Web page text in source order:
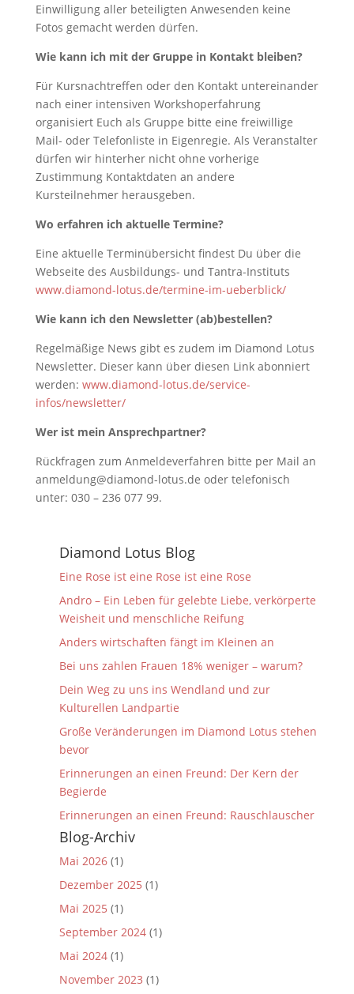
Einwilligung aller beteiligten Anwesenden keine
Fotos gemacht werden dürfen.
Wie kann ich mit der Gruppe in Kontakt bleiben?
Für Kursnachtreffen oder den Kontakt untereinander
nach einer intensiven Workshoperfahrung
organisiert Euch als Gruppe bitte eine freiwillige
Mail- oder Telefonliste in Eigenregie. Als Veranstalter
dürfen wir hinterher nicht ohne vorherige
Zustimmung Kontaktdaten an andere
Kursteilnehmer herausgeben.
Wo erfahren ich aktuelle Termine?
Eine aktuelle Terminübersicht findest Du über die
Webseite des Ausbildungs- und Tantra-Instituts
www.diamond-lotus.de/termine-im-ueberblick/
Wie kann ich den Newsletter (ab)bestellen?
Regelmäßige News gibt es zudem im Diamond Lotus
Newsletter. Dieser kann über diesen Link abonniert
werden: www.diamond-lotus.de/service-
infos/newsletter/
Wer ist mein Ansprechpartner?
Rückfragen zum Anmeldeverfahren bitte per Mail an
anmeldung@diamond-lotus.de oder telefonisch
unter: 030 – 236 077 99.
Diamond Lotus Blog
Eine Rose ist eine Rose ist eine Rose
Andro – Ein Leben für gelebte Liebe, verkörperte
Weisheit und menschliche Reifung
Anders wirtschaften fängt im Kleinen an
Bei uns zahlen Frauen 18% weniger – warum?
Dein Weg zu uns ins Wendland und zur
Kulturellen Landpartie
Große Veränderungen im Diamond Lotus stehen
bevor
Erinnerungen an einen Freund: Der Kern der
Begierde
Erinnerungen an einen Freund: Rauschlauscher
Blog-Archiv
Mai 2026(1)
Dezember 2025 (1)
Mai 2025 (1)
September 2024(1)
Mai 2024(1)
November 2023 (1)